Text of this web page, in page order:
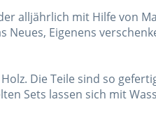
alljährlich mit Hilfe von
Neues, Eigenens
Die Teile sind so
Sets lassen sich mit